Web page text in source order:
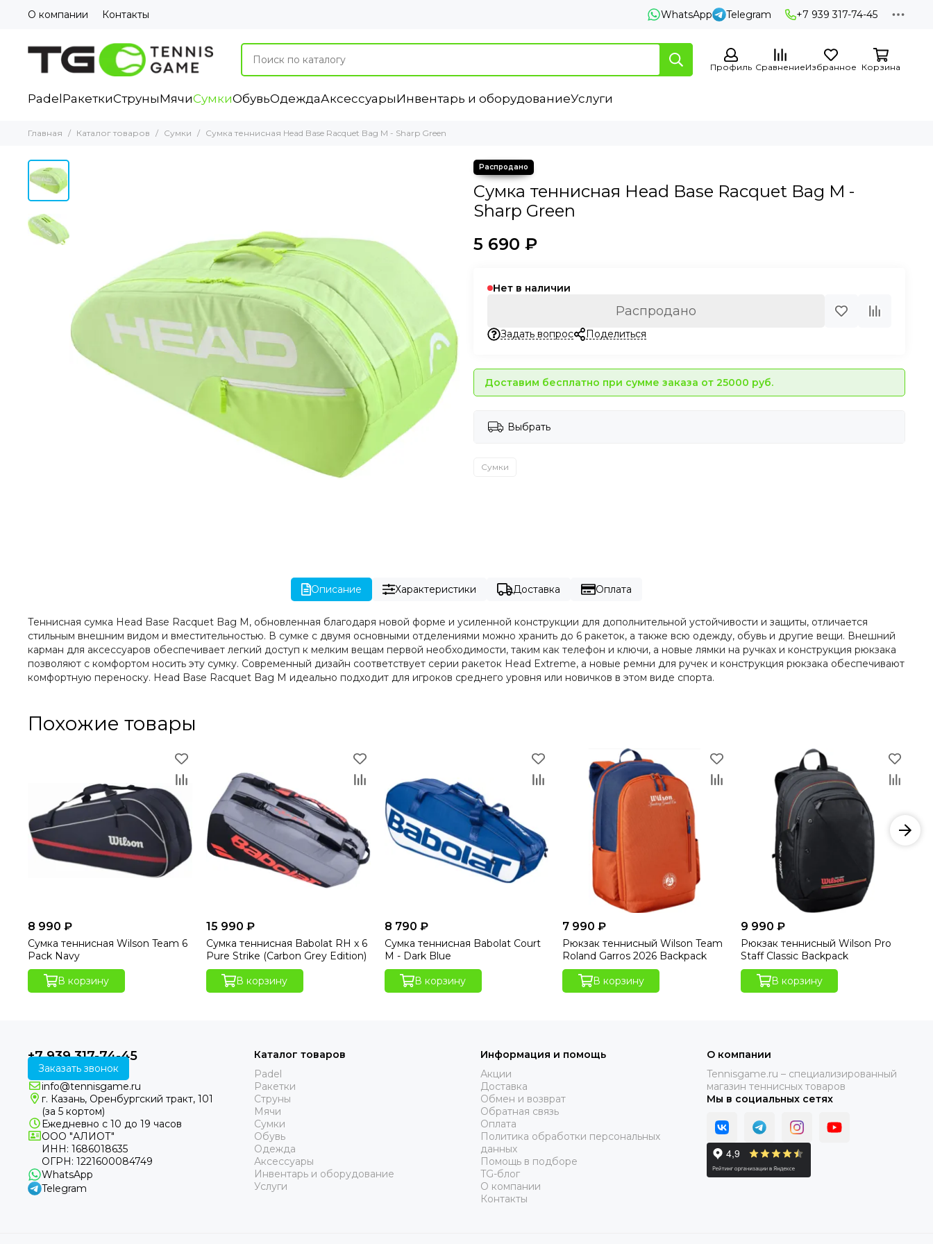
О компании Контакты WhatsApp Telegram +7 939 317-74-45
Профиль СравнениеИзбранное Корзина
Padel РакеткиСтруныМячиСумкиОбувьОдеждаАксессуарыИнвентарь и оборудованиеУслуги
Главная Каталог товаров Сумки Сумка теннисная Head Base Racquet Bag M - Sharp Green
Сумка теннисная Head Base Racquet Bag M -
Sharp Green
5 690 ₽
Нет в наличии
Распродано
Задать вопрос Поделиться
Доставим бесплатно при сумме заказа от 25000 руб.
Выбрать
Сумки
Описание Характеристики Доставка Оплата
Теннисная сумка Head Base Racquet Bag M, обновленная благодаря новой форме и усиленной конструкции для дополнительной устойчивости и защиты, отличается
стильным внешним видом и вместительностью. В сумке с двумя основными отделениями можно хранить до 6 ракеток, а также всю одежду, обувь и другие вещи. Внешний
карман для аксессуаров обеспечивает легкий доступ к мелким вещам первой необходимости, таким как телефон и ключи, а новые лямки на ручках и конструкция рюкзака
позволяют с комфортом носить эту сумку. Современный дизайн соответствует серии ракеток Head Extreme, а новые ремни для ручек и конструкция рюкзака обеспечивают
комфортную переноску. Head Base Racquet Bag M идеально подходит для игроков среднего уровня или новичков в этом виде спорта.
Похожие товары
8 990 ₽
Сумка теннисная Wilson Team 6
Pack Navy
В корзину
15 990 ₽
Сумка теннисная Babolat RH x 6
Pure Strike (Carbon Grey Edition)
В корзину
8 790 ₽
Сумка теннисная Babolat Court
M - Dark Blue
В корзину
7 990 ₽
Рюкзак теннисный Wilson Team
Roland Garros 2026 Backpack
В корзину
9 990 ₽
Рюкзак теннисный Wilson Pro
Staff Classic Backpack
В корзину
+7 939 317-74-45
Заказать звонок
info@tennisgame.ru
г. Казань, Оренбургский тракт, 101
(за 5 кортом)
Ежедневно с 10 до 19 часов
ООО "АЛИОТ"
ИНН: 1686018635
ОГРН: 1221600084749
WhatsApp
Telegram
Каталог товаров
Padel
Ракетки
Струны
Мячи
Сумки
Обувь
Одежда
Аксессуары
Инвентарь и оборудование
Услуги
Информация и помощь
Акции
Доставка
Обмен и возврат
Обратная связь
Оплата
Политика обработки персональных
данных
Помощь в подборе
TG-блог
О компании
Контакты
О компании
Tennisgame.ru – специализированный
магазин теннисных товаров
Мы в социальных сетях